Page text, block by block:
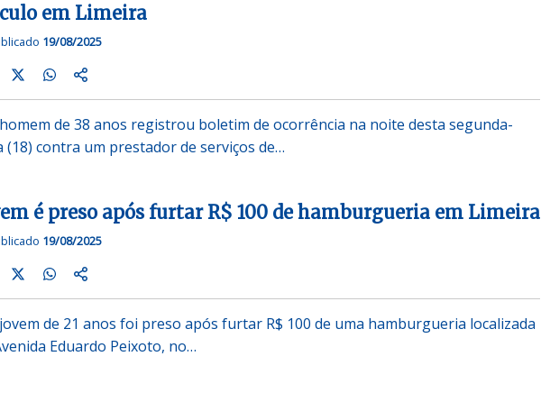
em Limeira
19/08/2025
de 38 anos registrou boletim de ocorrência na noite desta segunda-
(18) contra um prestador de serviços de…
é preso após furtar R$ 100 de hamburgueria em Limeira
19/08/2025
de 21 anos foi preso após furtar R$ 100 de uma hamburgueria localizada
Eduardo Peixoto, no…